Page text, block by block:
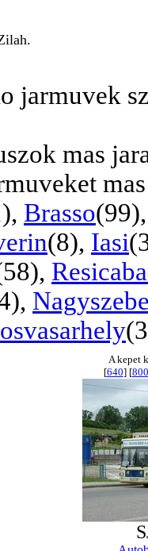
jarmuvek
mas
Brasso
(8), Iasi
A kepet
[640] [800